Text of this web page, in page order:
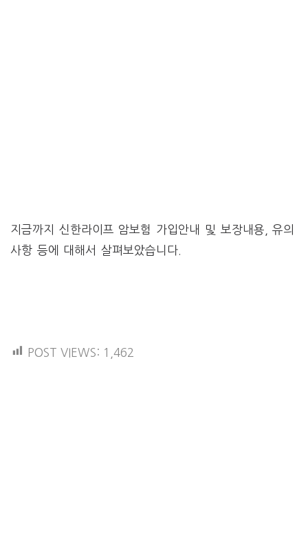
지금까지 신한라이프 암보험 가입안내 및 보장내용, 유의
사항 등에 대해서 살펴보았습니다.
POST VIEWS: 1,462